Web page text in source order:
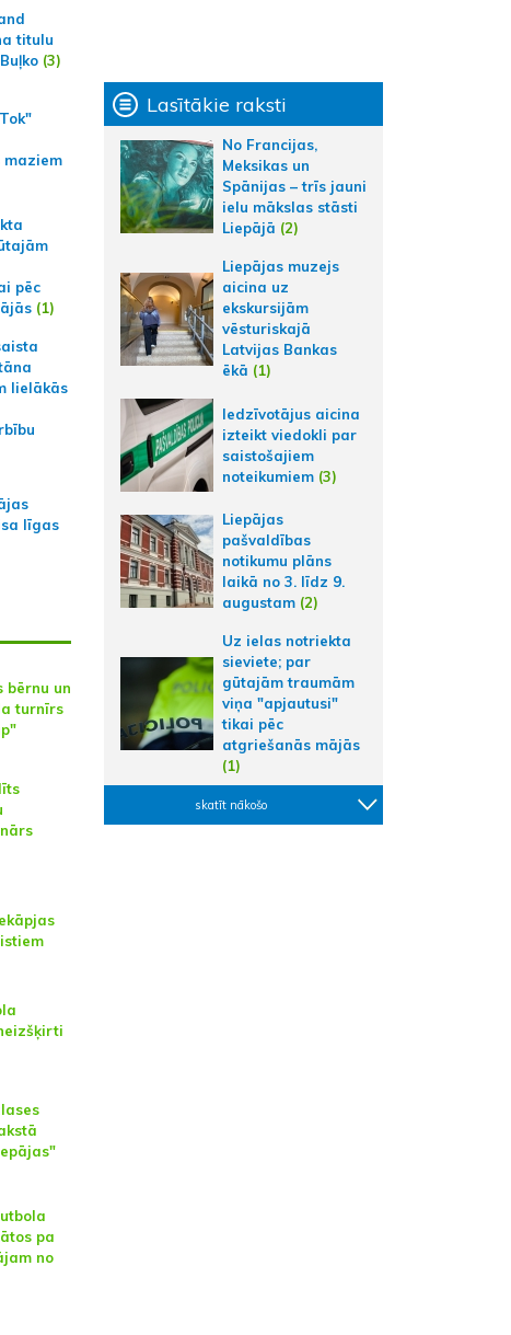
titulu
(3)
maziem
pēc
(1)
lielākās
līgas
bērnu un
turnīrs
pa
no
Lasītākie raksti
No Francijas,
Meksikas un
Spānijas – trīs jauni
ielu mākslas stāsti
Liepājā (2)
Liepājas muzejs
aicina uz
ekskursijām
vēsturiskajā
Latvijas Bankas
ēkā (1)
Iedzīvotājus aicina
izteikt viedokli par
saistošajiem
noteikumiem (3)
Liepājas
pašvaldības
notikumu plāns
laikā no 3. līdz 9.
augustam (2)
Uz ielas notriekta
sieviete; par
gūtajām traumām
viņa "apjautusi"
tikai pēc
atgriešanās mājās
(1)
skatīt nākošo